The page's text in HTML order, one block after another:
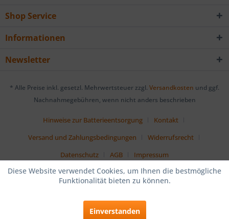
Shop Service
Informationen
Newsletter
* Alle Preise inkl. gesetzl. Mehrwertsteuer zzgl. Versandkosten und ggf.
Nachnahmegebühren, wenn nicht anders beschrieben
Hinweise zur Batterieentsorgung
Kontakt
Versand und Zahlungsbedingungen
Widerrufsrecht
Datenschutz
AGB Impressum
Diese Website verwendet Cookies, um Ihnen die bestmögliche
Funktionalität bieten zu können.
Einverstanden